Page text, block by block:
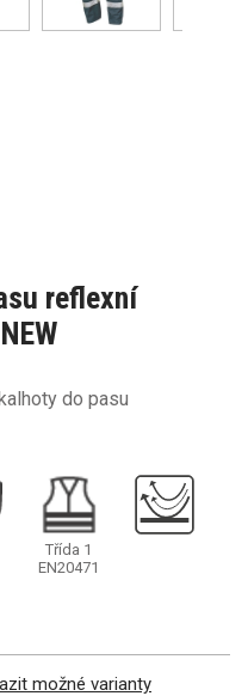
reflexní
do pasu
Třída 1
EN20471
možné varianty